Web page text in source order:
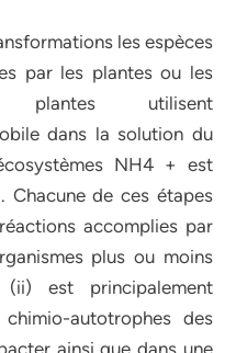
les espèces
par les plantes ou les
plantes utilisent
dans la solution du
NH4 + est
Chacune de ces étapes
accomplies par
plus ou moins
est principalement
autotrophes des
ainsi que dans une